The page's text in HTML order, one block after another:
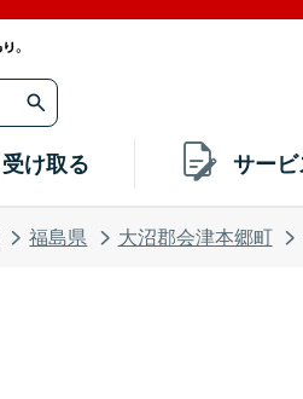
受け取る サー
福島県 大沼郡会津本郷町